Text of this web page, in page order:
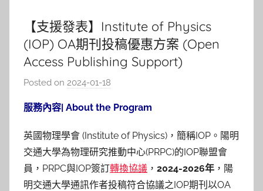
【支援發表】Institute of Physics
(IOP) OA期刊投稿優惠方案 (Open
Access Publishing Support)
Posted on 2024-01-18
林
服務內容| About the Program
英國物理學會 (Institute of Physics)，簡稱IOP。陽明
交通大學為物理研究推動中心(PRPC)的IOP聯盟會
員，PRPC與IOP簽訂轉換協議 ， 2024-2026年 ，陽
明交通大學通訊作者投稿符合協議之IOP期刊以OA